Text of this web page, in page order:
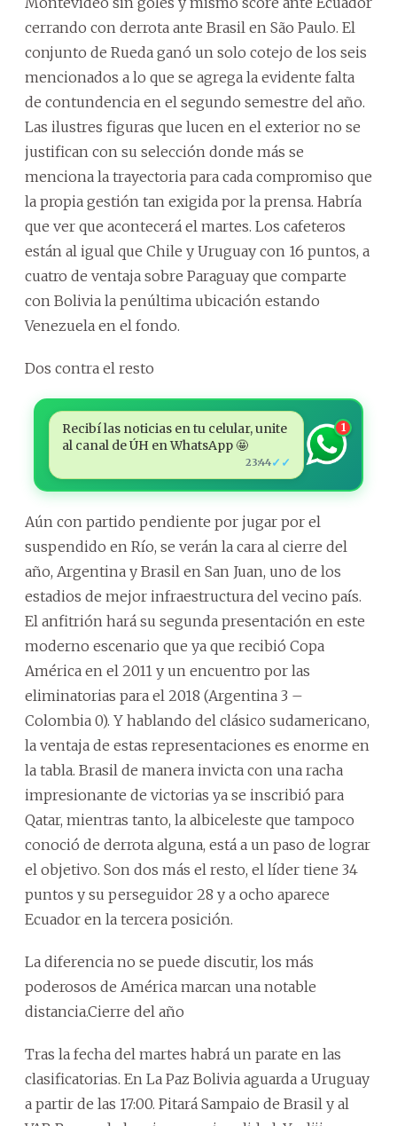
cerrando con derrota ante Brasil en São Paulo. El
conjunto de Rueda ganó un solo cotejo de los seis
mencionados a lo que se agrega la evidente falta
de contundencia en el segundo semestre del año.
Las ilustres figuras que lucen en el exterior no se
justifican con su selección donde más se
menciona la trayectoria para cada compromiso que
la propia gestión tan exigida por la prensa. Habría
que ver que acontecerá el martes. Los cafeteros
están al igual que Chile y Uruguay con 16 puntos, a
cuatro de ventaja sobre Paraguay que comparte
con Bolivia la penúltima ubicación estando
Venezuela en el fondo.
Dos contra el resto
Recibí las noticias en tu celular, unite
al canal de ÚH en WhatsApp 🤩
23:44✓✓
1
Aún con partido pendiente por jugar por el
suspendido en Río, se verán la cara al cierre del
año, Argentina y Brasil en San Juan, uno de los
estadios de mejor infraestructura del vecino país.
El anfitrión hará su segunda presentación en este
moderno escenario que ya que recibió Copa
América en el 2011 y un encuentro por las
eliminatorias para el 2018 (Argentina 3 –
Colombia 0). Y hablando del clásico sudamericano,
la ventaja de estas representaciones es enorme en
la tabla. Brasil de manera invicta con una racha
impresionante de victorias ya se inscribió para
Qatar, mientras tanto, la albiceleste que tampoco
conoció de derrota alguna, está a un paso de lograr
el objetivo. Son dos más el resto, el líder tiene 34
puntos y su perseguidor 28 y a ocho aparece
Ecuador en la tercera posición.
La diferencia no se puede discutir, los más
poderosos de América marcan una notable
distancia.Cierre del año
Tras la fecha del martes habrá un parate en las
clasificatorias. En La Paz Bolivia aguarda a Uruguay
a partir de las 17:00. Pitará Sampaio de Brasil y al